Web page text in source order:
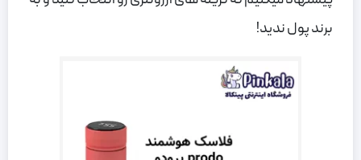
برند پول ندید!